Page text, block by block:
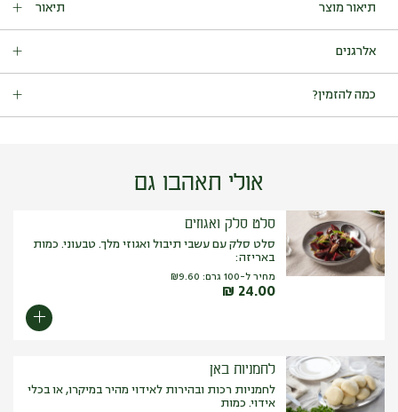
תיאור
טבעוני.
כמות באריזה: 375 גרם.
אלרגנים
פיסטוק, לוז, מקדמיה, פקאן, צנובר, אגוז מלך).
עלול להכיל:בוטנים, גלוטן (חיטה, שיפון), שומשום.
כמה להזמין?
אולי תאהבו גם
סלט סלק ואגוזים
סלט סלק עם עשבי תיבול ואגוזי מלך. טבעוני. כמות
באריזה:
מחיר ל-100 גרם: ₪9.60
₪ 24.00
לחמניות באן
לחמניות רכות ובהירות לאידוי מהיר במיקרו, או בכלי
אידוי. כמות